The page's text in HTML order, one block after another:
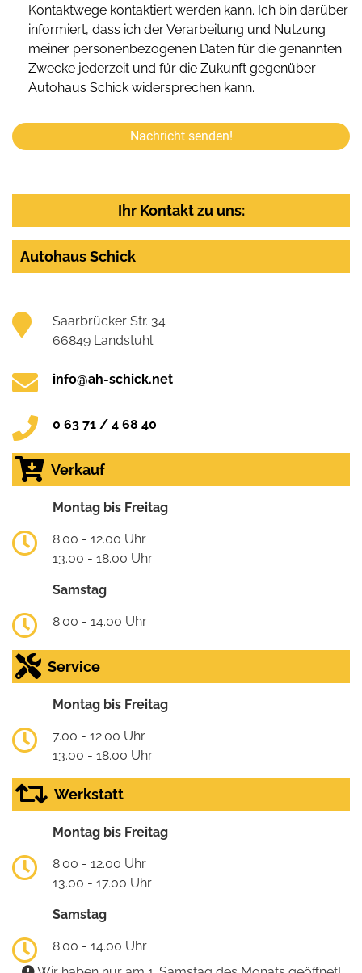
Kontaktwege kontaktiert werden kann. Ich bin darüber
informiert, dass ich der Verarbeitung und Nutzung
meiner personenbezogenen Daten für die genannten
Zwecke jederzeit und für die Zukunft gegenüber
Autohaus Schick widersprechen kann.
Nachricht senden!
Ihr Kontakt zu uns:
Autohaus Schick
Saarbrücker Str. 34
66849 Landstuhl
info@ah-schick.net
0 63 71 / 4 68 40
Verkauf
Montag bis Freitag
8.00 - 12.00 Uhr
13.00 - 18.00 Uhr
Samstag
8.00 - 14.00 Uhr
Service
Montag bis Freitag
7.00 - 12.00 Uhr
13.00 - 18.00 Uhr
Werkstatt
Montag bis Freitag
8.00 - 12.00 Uhr
13.00 - 17.00 Uhr
Samstag
8.00 - 14.00 Uhr